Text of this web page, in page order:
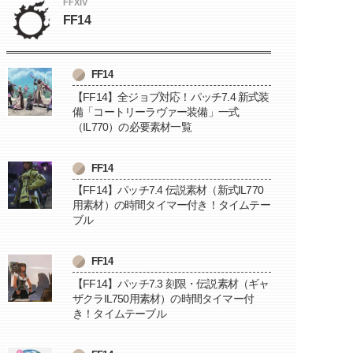
FFXIV
FF14
FF14
【FF14】全ジョブ対応！パッチ7.4 新式装
備「コートリーラヴァー装備」一式
（IL770）の必要素材一覧
FF14
【FF14】パッチ7.4 伝説素材（新式IL770
用素材）の時間タイマー付き！タイムテー
ブル
FF14
【FF14】パッチ7.3 刻限・伝説素材（ギャ
ザクラIL750用素材）の時間タイマー付
き！タイムテーブル